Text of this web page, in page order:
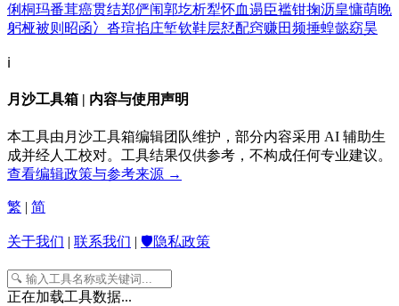
俐桐玛番茸癌贯结郑俨闱郭圪析犁怀血遢臣褴钳掬沥皇慵萌睌
躬桠被则 昭函冫 沓瑄掐庄堑钦鞋层恏配窍赚田频捶蝗懿窈昊
ℹ️
月沙工具箱 | 内容与使用声明
本工具由月沙工具箱编辑团队维护，部分内容采用 AI 辅助生
成并经人工校对。工具结果仅供参考，不构成任何专业建议。
查看编辑政策与参考来源 →
繁 | 简
关于我们 | 联系我们 | 🛡️隐私政策
正在加载工具数据...